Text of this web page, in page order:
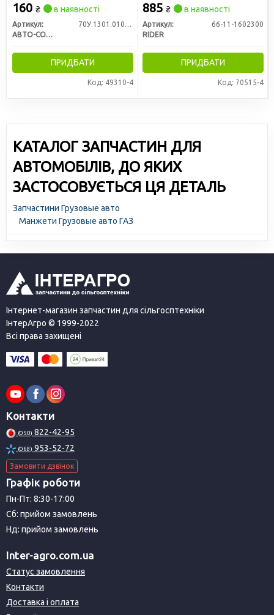
160 ₴ в наявності
Артикул:
70У.1301.010-55
АВТО-СОЮЗ 88
ПРИДБАТИ
Код: 49310-4
885 ₴ в наявності
Артикул:
66-11-1602300
RIDER
ПРИДБАТИ
Код: 70515-4
КАТАЛОГ ЗАПЧАСТИН ДЛЯ
АВТОМОБІЛІВ, ДО ЯКИХ
ЗАСТОСОВУЄТЬСЯ ЦЯ ДЕТАЛЬ
Запчастини Грузовые авто
Манжети Грузовые авто ГАЗ
Інтернет-магазин запчастин для сільгосптехніки
ІнтерАгро © 1999-2022
Всі права захищені
Контакти
(050) 822-42-95
(068) 953-52-72
Замовити дзвінок
Графік роботи
Пн-Пт: 8:30-17:00
Сб: прийом замовлень
Нд: прийом замовлень
Inter-agro.com.ua
Статус замовлення
Контакти
Доставка і оплата